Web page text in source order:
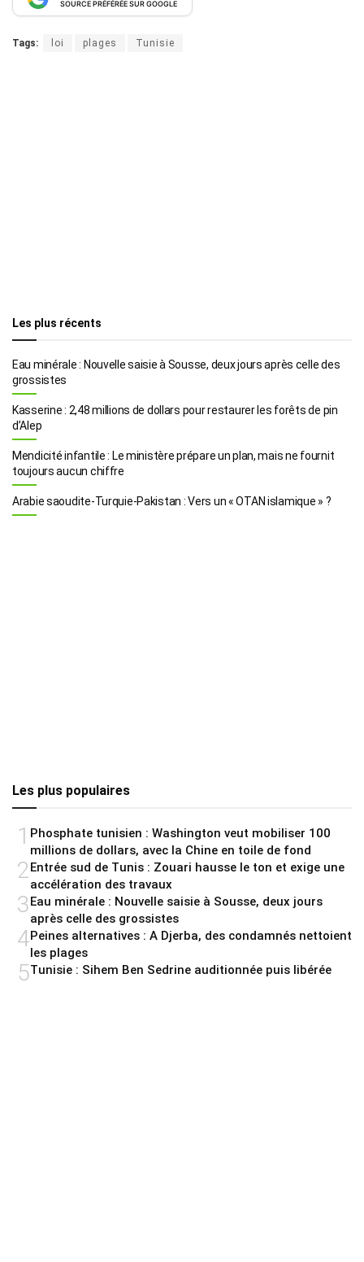
SOURCE PRÉFÉRÉE SUR GOOGLE
Tags: loi plages Tunisie
Les plus récents
Eau minérale : Nouvelle saisie à Sousse, deux jours après celle des
grossistes
Kasserine : 2,48 millions de dollars pour restaurer les forêts de pin
d’Alep
Mendicité infantile : Le ministère prépare un plan, mais ne fournit
toujours aucun chiffre
Arabie saoudite-Turquie-Pakistan : Vers un « OTAN islamique » ?
Les plus populaires
1 Phosphate tunisien : Washington veut mobiliser 100
millions de dollars, avec la Chine en toile de fond
2Entrée sud de Tunis : Zouari hausse le ton et exige une
accélération des travaux
3Eau minérale : Nouvelle saisie à Sousse, deux jours
après celle des grossistes
4Peines alternatives : A Djerba, des condamnés nettoient
les plages
5Tunisie : Sihem Ben Sedrine auditionnée puis libérée